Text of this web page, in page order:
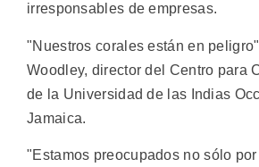
irresponsables de empresas.
"Nuestros corales están en
Woodley, director del Centro para
de la Universidad de las Indias
Jamaica.
"Estamos preocupados no sólo